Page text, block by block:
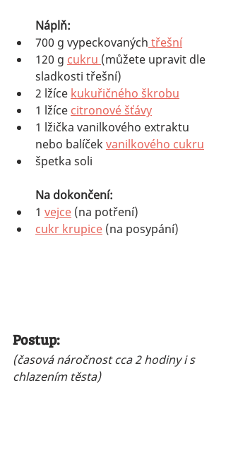
Náplň:
700 g vypeckovaných třešní
120 g cukru (můžete upravit dle
sladkosti třešní)
2 lžíce kukuřičného škrobu
1 lžíce citronové šťávy
1 lžička vanilkového extraktu
nebo balíček vanilkového cukru
špetka soli
Na dokončení:
1 vejce (na potření)
cukr krupice (na posypání)
Postup:
(časová náročnost cca 2 hodiny i s
chlazením těsta)